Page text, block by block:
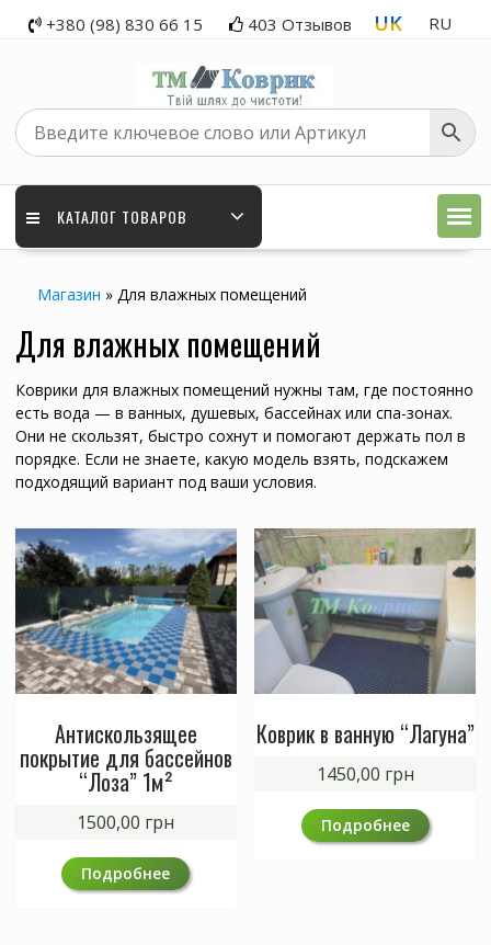
+380 (98) 830 66 15 403 Отзывов UK RU
КАТАЛОГ ТОВАРОВ
Магазин »Для влажных помещений
Для влажных помещений
Коврики для влажных помещений нужны там, где постоянно
есть вода — в ванных, душевых, бассейнах или спа-зонах.
Они не скользят, быстро сохнут и помогают держать пол в
порядке. Если не знаете, какую модель взять, подскажем
подходящий вариант под ваши условия.
Антискользящее
покрытие для бассейнов
“Лоза” 1м²
1500,00 грн
Подробнее
Коврик в ванную “Лагуна”
1450,00 грн
Подробнее